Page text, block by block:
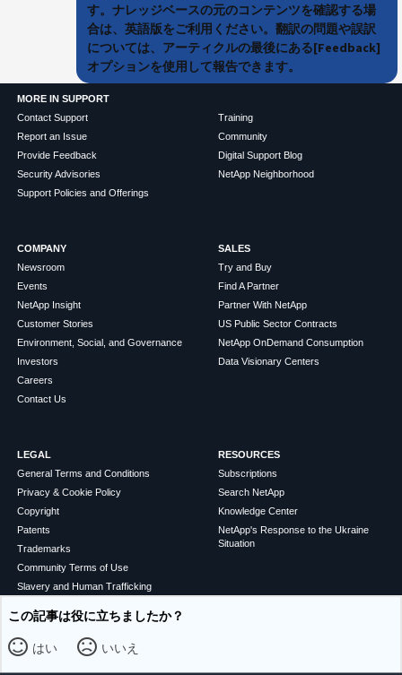
この記事は役に立ちましたか？
はい いいえ
す。ナレッジベースの元のコンテンツを確認する場
合は、英語版をご利用ください。翻訳の問題や誤訳
については、アーティクルの最後にある[Feedback]
オプションを使用して報告できます。
MORE IN SUPPORT
Contact Support
Report an Issue
Provide Feedback
Security Advisories
Support Policies and Offerings
Training
Community
Digital Support Blog
NetApp Neighborhood
COMPANY
Newsroom
Events
NetApp Insight
Customer Stories
Environment, Social, and Governance
Investors
Careers
Contact Us
SALES
Try and Buy
Find A Partner
Partner With NetApp
US Public Sector Contracts
NetApp OnDemand Consumption
Data Visionary Centers
LEGAL
General Terms and Conditions
Privacy & Cookie Policy
Copyright
Patents
Trademarks
Community Terms of Use
Slavery and Human Trafficking
Statement
Accessibility
RESOURCES
Subscriptions
Search NetApp
Knowledge Center
NetApp's Response to the Ukraine
Situation